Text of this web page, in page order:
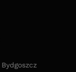
Bydgoszcz